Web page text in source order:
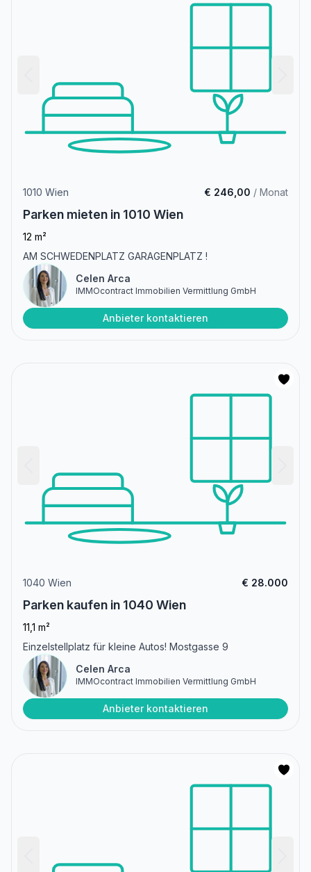
1010 Wien € 246,00 / Monat
Parken mieten in 1010 Wien
12 m²
AM SCHWEDENPLATZ GARAGENPLATZ !
Celen Arca
IMMOcontract Immobilien Vermittlung GmbH
Anbieter kontaktieren
1040 Wien € 28.000
Parken kaufen in 1040 Wien
11,1 m²
Einzelstellplatz für kleine Autos! Mostgasse 9
Celen Arca
IMMOcontract Immobilien Vermittlung GmbH
Anbieter kontaktieren